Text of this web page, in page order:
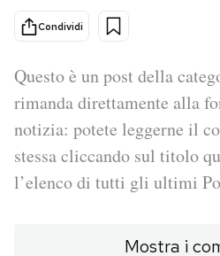
Cultura
Economia
Sport
PODCAST
Condividi
Questo è un post della
rimanda direttamente alla
notizia: potete leggerne il
stessa cliccando sul titolo
l’elenco di tutti gli ultimi
Mostra i